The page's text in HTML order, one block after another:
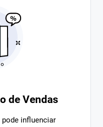
de Vendas
influenciar